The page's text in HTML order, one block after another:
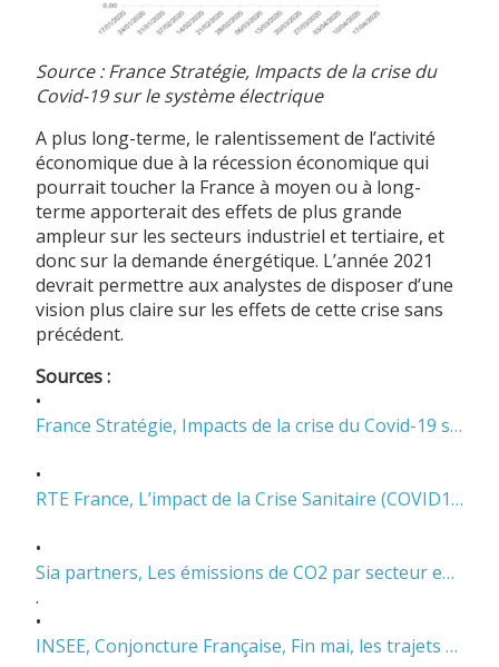
Source : France Stratégie, Impacts de la crise du
Covid-19 sur le système électrique
A plus long-terme, le ralentissement de l’activité
économique due à la récession économique qui
pourrait toucher la France à moyen ou à long-
terme apporterait des effets de plus grande
ampleur sur les secteurs industriel et tertiaire, et
donc sur la demande énergétique. L’année 2021
devrait permettre aux analystes de disposer d’une
vision plus claire sur les effets de cette crise sans
précédent.
Sources :
•
France Stratégie, Impacts de la crise du Covid-19 sur le système électrique
•
RTE France, L’impact de la Crise Sanitaire (COVID19) sur le fonctionnement du Système électrique
•
Sia partners, Les émissions de CO2 par secteur en France
.
•
INSEE, Conjoncture Française, Fin mai, les trajets matinaux n’atteignaient que 60% de leur volume habituel